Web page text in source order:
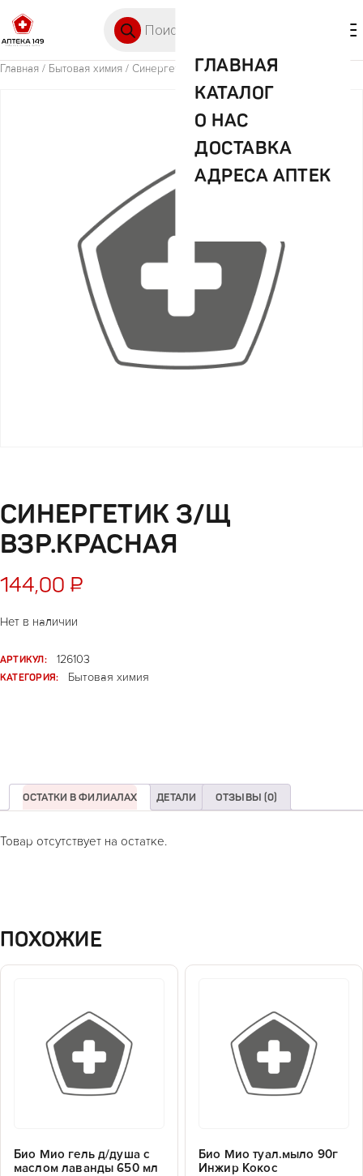
ГЛАВНАЯ
КАТАЛОГ
О НАС
ДОСТАВКА
АДРЕСА АПТЕК
Главная / Бытовая химия / Синергетик з/щ взр.красная
СИНЕРГЕТИК З/Щ
ВЗР.КРАСНАЯ
144,00 ₽
Нет в наличии
АРТИКУЛ:
126103
КАТЕГОРИЯ:
Бытовая химия
ОСТАТКИ В ФИЛИАЛАХ ДЕТАЛИ ОТЗЫВЫ (0)
Товар отсутствует на остатке.
ПОХОЖИЕ
Био Мио гель д/душа с
маслом лаванды 650 мл
Био Мио туал.мыло 90г
Инжир Кокос